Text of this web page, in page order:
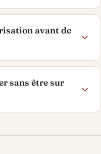
avant de
sans être sur